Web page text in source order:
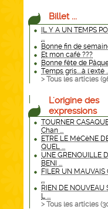
Billet ...
IL Y A UN TEMPS
...
Bonne fin de
Et mon café ???
Bonne fête de
Temps gris....à l'exté
> Tous les articles (
L'origine des
expressions
TOURNER
Chan ...
ETRE LE MéCèNE
QUEL ...
UNE GRENOUILLE
BENI ...
FILER UN MAUVAIS
...
RIEN DE NOUVEAU
L ...
> Tous les articles (